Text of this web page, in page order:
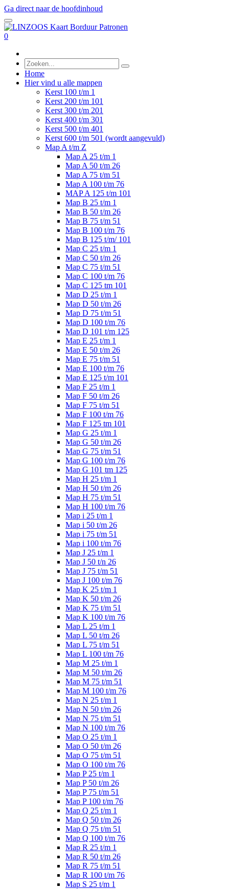
Ga direct naar de hoofdinhoud
0
Home
Hier vind u alle mappen
Kerst 100 t/m 1
Kerst 200 t/m 101
Kerst 300 t/m 201
Kerst 400 t/m 301
Kerst 500 t/m 401
Kerst 600 t/m 501 (wordt aangevuld)
Map A t/m Z
Map A 25 t/m 1
Map A 50 t/m 26
Map A 75 t/m 51
Map A 100 t/m 76
MAP A 125 t/m 101
Map B 25 t/m 1
Map B 50 t/m 26
Map B 75 t/m 51
Map B 100 t/m 76
Map B 125 t/m/ 101
Map C 25 t/m 1
Map C 50 t/m 26
Map C 75 t/m 51
Map C 100 t/m 76
Map C 125 tm 101
Map D 25 t/m 1
Map D 50 t/m 26
Map D 75 t/m 51
Map D 100 t/m 76
Map D 101 t/m 125
Map E 25 t/m 1
Map E 50 t/m 26
Map E 75 t/m 51
Map E 100 t/m 76
Map E 125 t/m 101
Map F 25 t/m 1
Map F 50 t/m 26
Map F 75 t/m 51
Map F 100 t/m 76
Map F 125 tm 101
Map G 25 t/m 1
Map G 50 t/m 26
Map G 75 t/m 51
Map G 100 t/m 76
Map G 101 tm 125
Map H 25 t/m 1
Map H 50 t/m 26
Map H 75 t/m 51
Map H 100 t/m 76
Map i 25 t/m 1
Map i 50 t/m 26
Map i 75 t/m 51
Map i 100 t/m 76
Map J 25 t/m 1
Map J 50 t/n 26
Map J 75 t/m 51
Map J 100 t/m 76
Map K 25 t/m 1
Map K 50 t/m 26
Map K 75 t/m 51
Map K 100 t/m 76
Map L 25 t/m 1
Map L 50 t/m 26
Map L 75 t/m 51
Map L 100 t/m 76
Map M 25 t/m 1
Map M 50 t/m 26
Map M 75 t/m 51
Map M 100 t/m 76
Map N 25 t/m 1
Map N 50 t/m 26
Map N 75 t/m 51
Map N 100 t/m 76
Map O 25 t/m 1
Map O 50 t/m 26
Map O 75 t/m 51
Map O 100 t/m 76
Map P 25 t/m 1
Map P 50 t/m 26
Map P 75 t/m 51
Map P 100 t/m 76
Map Q 25 t/m 1
Map Q 50 t/m 26
Map Q 75 t/m 51
Map Q 100 t/m 76
Map R 25 t/m 1
Map R 50 t/m 26
Map R 75 t/m 51
Map R 100 t/m 76
Map S 25 t/m 1